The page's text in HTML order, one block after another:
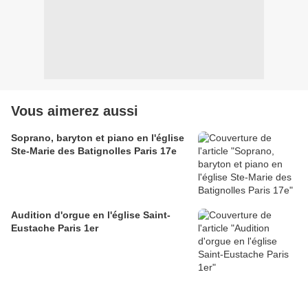
Vous aimerez aussi
Soprano, baryton et piano en l'église
Ste-Marie des Batignolles Paris 17e
Audition d'orgue en l'église Saint-
Eustache Paris 1er